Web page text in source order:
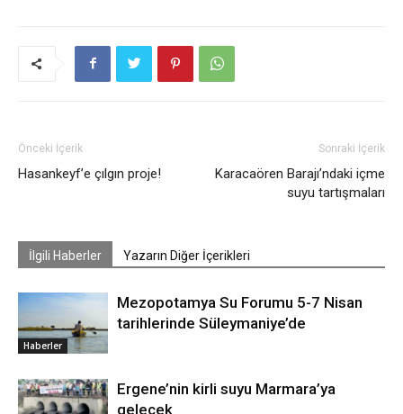
Önceki İçerik
Hasankeyf’e çılgın proje!
Sonraki İçerik
Karacaören Barajı’ndaki içme
suyu tartışmaları
İlgili Haberler Yazarın Diğer İçerikleri
Haberler
Mezopotamya Su Forumu 5-7 Nisan
tarihlerinde Süleymaniye’de
Ergene’nin kirli suyu Marmara’ya
gelecek